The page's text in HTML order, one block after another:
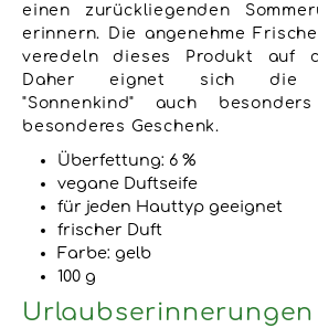
einen zurückliegenden
erinnern. Die angenehme
veredeln dieses Produkt auf
Daher eignet sich die
"Sonnenkind" auch
besonderes Geschenk.
Überfettung: 6 %
vegane Duftseife
für jeden Hauttyp geeignet
frischer Duft
Farbe: gelb
100 g
Urlaubserinnerungen